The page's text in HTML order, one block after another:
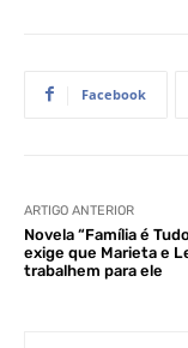
Facebook
ARTIGO ANTERIOR
Novela “Família é
exige que Marieta e
trabalhem para ele